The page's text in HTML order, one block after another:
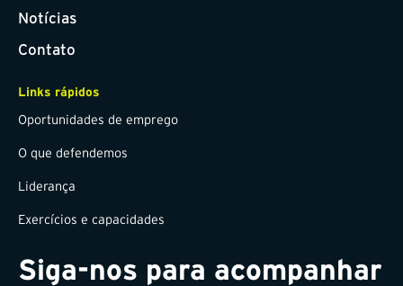
Notícias
Contato
Links rápidos
Oportunidades de emprego
O que defendemos
Liderança
Exercícios e capacidades
Siga-nos para acompanhar